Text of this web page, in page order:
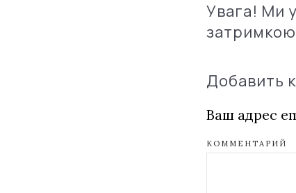
Увага! Ми
затримкою
Добавить
Ваш адрес
КОММЕНТАРИЙ